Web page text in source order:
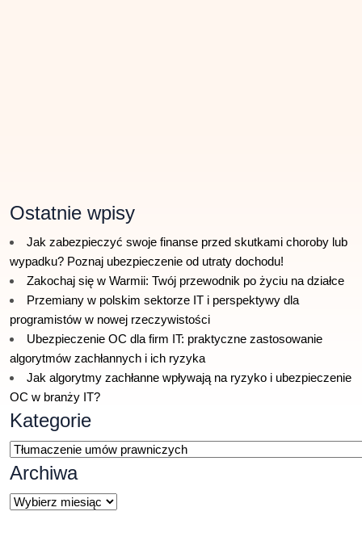
Ostatnie wpisy
Jak zabezpieczyć swoje finanse przed skutkami choroby lub
wypadku? Poznaj ubezpieczenie od utraty dochodu!
Zakochaj się w Warmii: Twój przewodnik po życiu na działce
Przemiany w polskim sektorze IT i perspektywy dla
programistów w nowej rzeczywistości
Ubezpieczenie OC dla firm IT: praktyczne zastosowanie
algorytmów zachłannych i ich ryzyka
Jak algorytmy zachłanne wpływają na ryzyko i ubezpieczenie
OC w branży IT?
Kategorie
Kategorie
Archiwa
Archiwa